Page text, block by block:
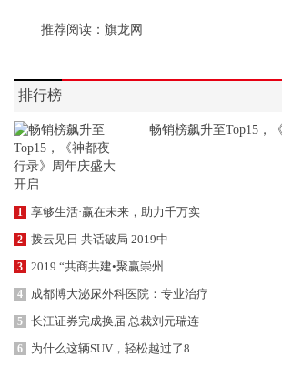
推荐阅读： 旗龙网
排行榜
畅销榜飙升至Top15，
1 享够生活·赢在未来，助力千万实
2 拨云见日 共话破局 2019中
3 2019 “共商共建•聚赢崇州
4 成都博大泌尿外科医院：专业治疗
5 长江证券完成换届 总裁刘元瑞连
6 为什么这辆SUV，轻松越过了8